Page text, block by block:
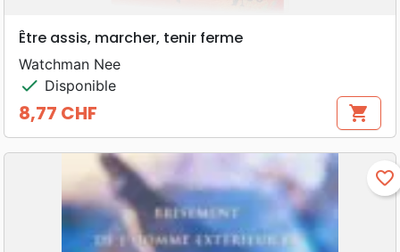
Être assis, marcher, tenir ferme
Watchman Nee
check Disponible
Prix
8,77 CHF shopping_cart
favorite_border